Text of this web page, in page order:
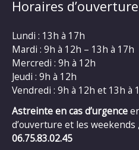
Horaires
Lundi : 13h à 17h
Mardi : 9h à 12h – 13h à 17h
Mercredi : 9h à 12h
Jeudi : 9h à 12h
Vendredi : 9h à 12h et 13h à
Astreinte en cas d’urgence
d’ouverture et les
06.75.83.02.45